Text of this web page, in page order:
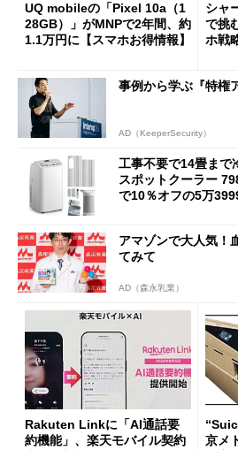
UQ mobileの「Pixel 10a（1
28GB）」がMNPで2年間、約
1.1万円に【スマホお得情報】
シャ
で挑
ホ戦
事例から学ぶ『特権
AD（KeeperSecurity）
工事不要で14畳まで
スポットクーラー
で10％オフの5万
アマゾンで大人気！
てみて
AD（森永乳業）
Rakuten Linkに「AI通話要
約機能」、楽天モバイル契約
京メ